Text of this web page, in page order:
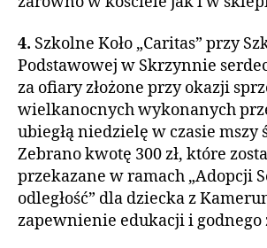
4. Szkolne Koło „Caritas” przy
Podstawowej w Skrzynnie
za ofiary złożone przy okazji
wielkanocnych wykonanych
ubiegłą niedzielę w czasie mszy
Zebrano kwotę 300 zł, które
przekazane w ramach „Adopcji
odległość” dla dziecka z
zapewnienie edukacji i godnego